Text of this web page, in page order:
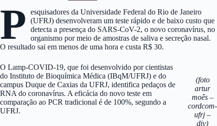
P
esquisadores da Universidade Federal do Rio de Janeiro
(UFRJ) desenvolveram um teste rápido e de baixo custo que
detecta a presença do SARS-CoV-2, o novo coronavírus, no
organismo por meio de amostras de saliva e secreção nasal.
O resultado sai em menos de uma hora e custa R$ 30.
(foto
artur
moês –
cordcom-
ufrj –
div)
O Lamp-COVID-19, que foi desenvolvido por cientistas
do Instituto de Bioquímica Médica (IBqM/UFRJ) e do
campus Duque de Caxias da UFRJ, identifica pedaços de
RNA do coronavírus. A eficácia do novo teste em
comparação ao PCR tradicional é de 100%, segundo a
UFRJ.